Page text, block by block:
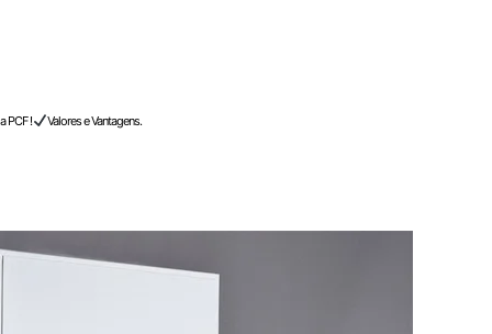
PCF ! Valores e Vantagens.